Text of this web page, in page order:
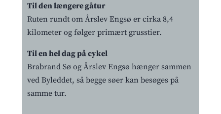
Til den længere gåtur
Ruten rundt om Årslev Engsø er cirka 8,4
kilometer og følger primært grusstier.
Til en hel dag på cykel
Brabrand Sø og Årslev Engsø hænger sammen
ved Byleddet, så begge søer kan besøges på
samme tur.